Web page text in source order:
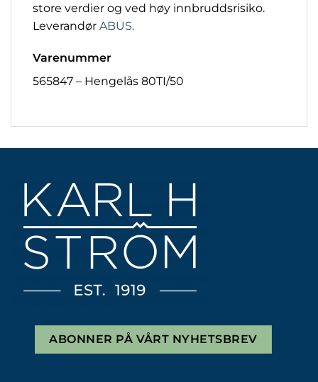
store verdier og ved høy innbruddsrisiko.
Leverandør ABUS.
Varenummer
565847 – Hengelås 80TI/50
ABONNER PÅ VÅRT NYHETSBREV